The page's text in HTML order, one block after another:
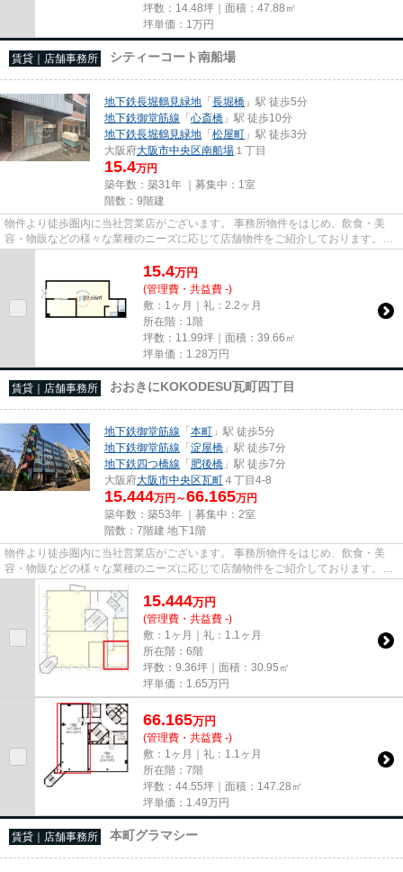
坪数：14.48坪｜面積：47.88㎡
坪単価： 1 万円
賃貸｜店舗事務所 シティーコート南船場
地下鉄長堀鶴見緑地 「長堀橋 」駅 徒歩5分
地下鉄御堂筋線 「心斎橋 」駅 徒歩10分
地下鉄長堀鶴見緑地 「松屋町 」駅 徒歩3分
大阪府大阪市中央区南船場 １丁目
15.4万円
築年数：築31年 ｜募集中： 1室
階数：9階建
物件より徒歩圏内に当社営業店がございます。 事務所物件をはじめ、飲食・美
容・物販などの様々な業種のニーズに応じて店舗物件をご紹介しております。
尚、弊社ではおとり広告は一切...
15.4万円
(管理費・共益費 -)
敷：1ヶ月｜礼：2.2ヶ月
所在階：1階
坪数：11.99坪｜面積：39.66㎡
坪単価： 1.28万円
賃貸｜店舗事務所 おおきにKOKODESU瓦町四丁目
地下鉄御堂筋線 「本町 」駅 徒歩5分
地下鉄御堂筋線 「淀屋橋 」駅 徒歩7分
地下鉄四つ橋線 「肥後橋 」駅 徒歩7分
大阪府大阪市中央区瓦町 ４丁目4-8
15.444万円～66.165万円
築年数：築53年 ｜募集中： 2室
階数：7階建 地下1階
物件より徒歩圏内に当社営業店がございます。 事務所物件をはじめ、飲食・美
容・物販などの様々な業種のニーズに応じて店舗物件をご紹介しております。
尚、弊社ではおとり広告は一切...
15.444万円
(管理費・共益費 -)
敷：1ヶ月｜礼：1.1ヶ月
所在階：6階
坪数：9.36坪｜面積：30.95㎡
坪単価： 1.65万円
66.165万円
(管理費・共益費 -)
敷：1ヶ月｜礼：1.1ヶ月
所在階：7階
坪数：44.55坪｜面積：147.28㎡
坪単価： 1.49万円
賃貸｜店舗事務所 本町グラマシー